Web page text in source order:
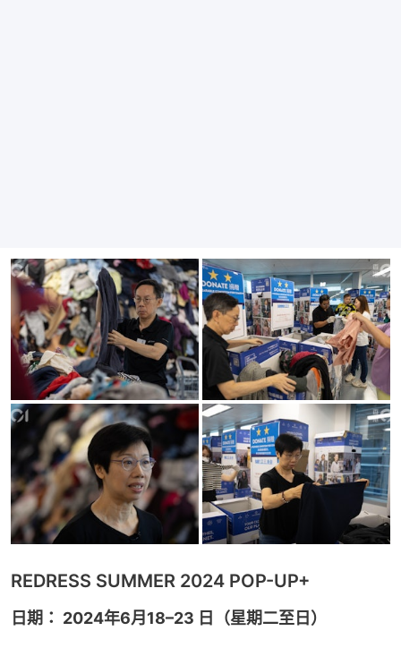
REDRESS SUMMER 2024 POP-UP+
日期： 2024年6月18–23 日（星期二至日）